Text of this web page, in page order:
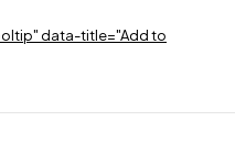
data-title="Add to